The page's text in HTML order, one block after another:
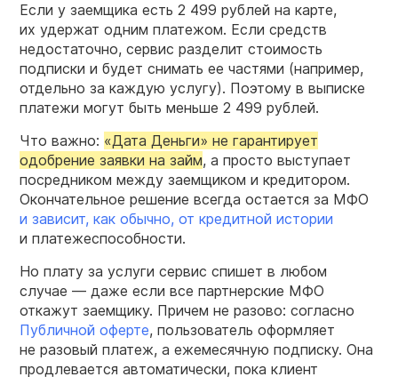
Если у заемщика есть 2 499 рублей на карте,
их удержат одним платежом. Если средств
недостаточно, сервис разделит стоимость
подписки и будет снимать ее частями (например,
отдельно за каждую услугу). Поэтому в выписке
платежи могут быть меньше 2 499 рублей.
Что важно: «Дата Деньги» не гарантирует
одобрение заявки на займ, а просто выступает
посредником между заемщиком и кредитором.
Окончательное решение всегда остается за МФО
и зависит, как обычно, от кредитной истории
и платежеспособности.
Но плату за услуги сервис спишет в любом
случае — даже если все партнерские МФО
откажут заемщику. Причем не разово: согласно
Публичной оферте, пользователь оформляет
не разовый платеж, а ежемесячную подписку. Она
продлевается автоматически, пока клиент